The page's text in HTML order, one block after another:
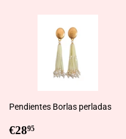
Pendientes Borlas perladas
Regular
€2895